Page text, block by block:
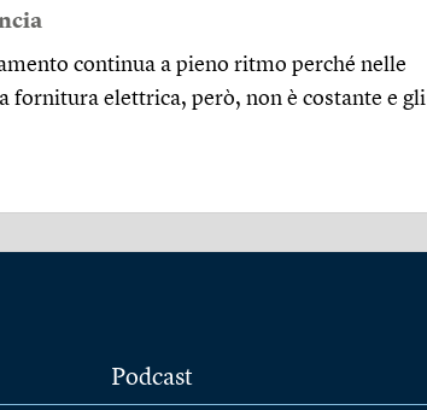
continua a pieno ritmo perché nelle
fornitura elettrica, però, non è costante e gli
Podcast